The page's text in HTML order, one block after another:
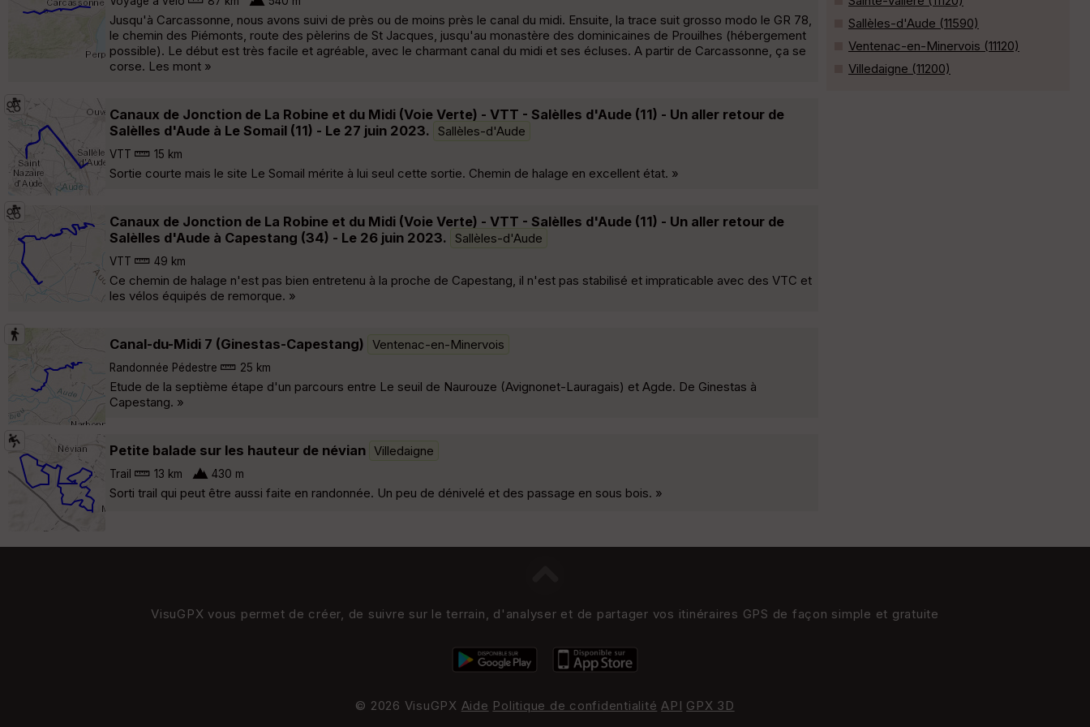
Jusqu'à Carcassonne, nous avons suivi de près ou de moins près le canal du midi. Ensuite, la trace suit grosso modo le GR 78,
le chemin des Piémonts, route des pèlerins de St Jacques, jusqu'au monastère des dominicaines de Prouilhes (hébergement
possible). Le début est très facile et agréable, avec le charmant canal du midi et ses écluses. A partir de Carcassonne, ça se
corse. Les mont »
Canaux de Jonction de La Robine et du Midi (Voie Verte) - VTT - Salèlles d'Aude (11) - Un aller retour de
Salèlles d'Aude à Le Somail (11) - Le 27 juin 2023. Sallèles-d'Aude
VTT 15 km
Sortie courte mais le site Le Somail mérite à lui seul cette sortie. Chemin de halage en excellent état. »
Canaux de Jonction de La Robine et du Midi (Voie Verte) - VTT - Salèlles d'Aude (11) - Un aller retour de
Salèlles d'Aude à Capestang (34) - Le 26 juin 2023. Sallèles-d'Aude
VTT 49 km
Ce chemin de halage n'est pas bien entretenu à la proche de Capestang, il n'est pas stabilisé et impraticable avec des VTC et
les vélos équipés de remorque. »
Canal-du-Midi 7 (Ginestas-Capestang) Ventenac-en-Minervois
Randonnée Pédestre 25 km
Etude de la septième étape d'un parcours entre Le seuil de Naurouze (Avignonet-Lauragais) et Agde. De Ginestas à
Capestang. »
Petite balade sur les hauteur de névian Villedaigne
Trail 13 km 430 m
Sorti trail qui peut être aussi faite en randonnée. Un peu de dénivelé et des passage en sous bois. »
Sallèles-d'Aude (11590)
Ventenac-en-Minervois (11120)
Villedaigne (11200)
VisuGPX vous permet de créer, de suivre sur le terrain, d'analyser et de partager vos itinéraires GPS de façon simple et gratuite
© 2026 VisuGPX Aide Politique de confidentialité API GPX 3D